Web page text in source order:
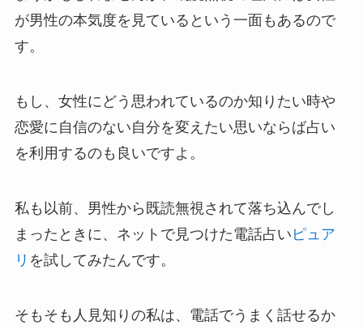
が男性の本気度を見ているという一面もあるので
す。
もし、女性にどう思われているのか知りたい時や
恋愛に自信のない自分を変えたい思いならば占い
を利用するのも良いですよ。
私も以前、男性から既読無視されて落ち込んでし
まったときに、ネットで見つけた電話占い ピュア
リ を試してみたんです。
そもそも人見知りの私は、電話でうまく話せるか